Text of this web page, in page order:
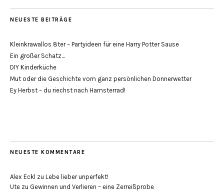
NEUESTE BEITRÄGE
Kleinkrawallos 8ter – Partyideen für eine Harry Potter Sause
Ein großer Schatz…
DIY Kinderküche
Mut oder die Geschichte vom ganz persönlichen Donnerwetter
Ey Herbst – du riechst nach Hamsterrad!
NEUESTE KOMMENTARE
Alex Eckl zu Lebe lieber unperfekt!
Ute zu Gewinnen und Verlieren – eine Zerreißprobe